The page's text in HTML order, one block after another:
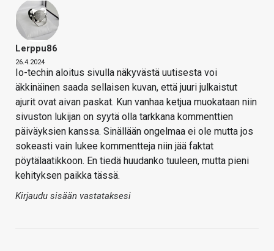
Lerppu86
26.4.2024
Io-techin aloitus sivulla näkyvästä uutisesta voi
äkkinäinen saada sellaisen kuvan, että juuri julkaistut
ajurit ovat aivan paskat. Kun vanhaa ketjua muokataan niin
sivuston lukijan on syytä olla tarkkana kommenttien
päiväyksien kanssa. Sinällään ongelmaa ei ole mutta jos
sokeasti vain lukee kommentteja niin jää faktat
pöytälaatikkoon. En tiedä huudanko tuuleen, mutta pieni
kehityksen paikka tässä.
Kirjaudu sisään vastataksesi